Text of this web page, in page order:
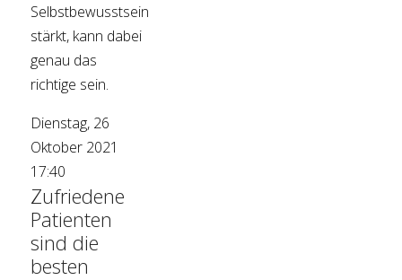
Selbstbewusstsein
stärkt, kann dabei
genau das
richtige sein.
Dienstag, 26
Oktober 2021
17:40
Zufriedene
Patienten
sind die
besten